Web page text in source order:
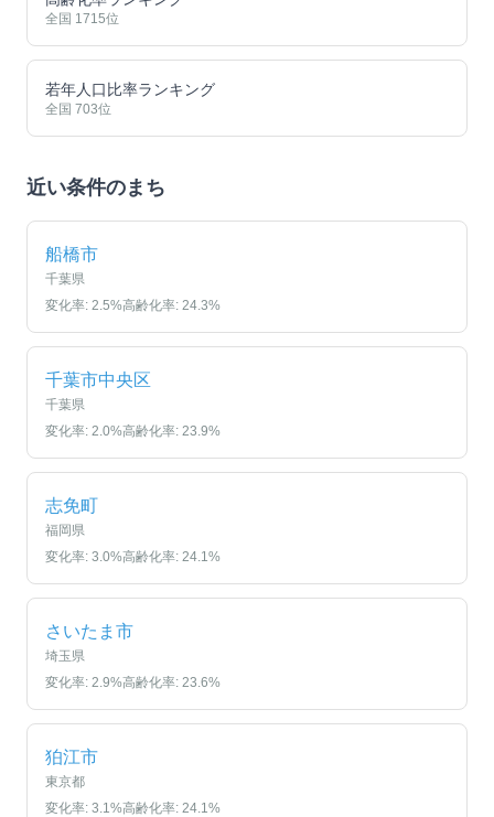
全国 1715位
若年人口比率ランキング
全国 703位
近い条件のまち
船橋市
千葉県
変化率: 2.5%高齢化率: 24.3%
千葉市中央区
千葉県
変化率: 2.0%高齢化率: 23.9%
志免町
福岡県
変化率: 3.0%高齢化率: 24.1%
さいたま市
埼玉県
変化率: 2.9%高齢化率: 23.6%
狛江市
東京都
変化率: 3.1%高齢化率: 24.1%